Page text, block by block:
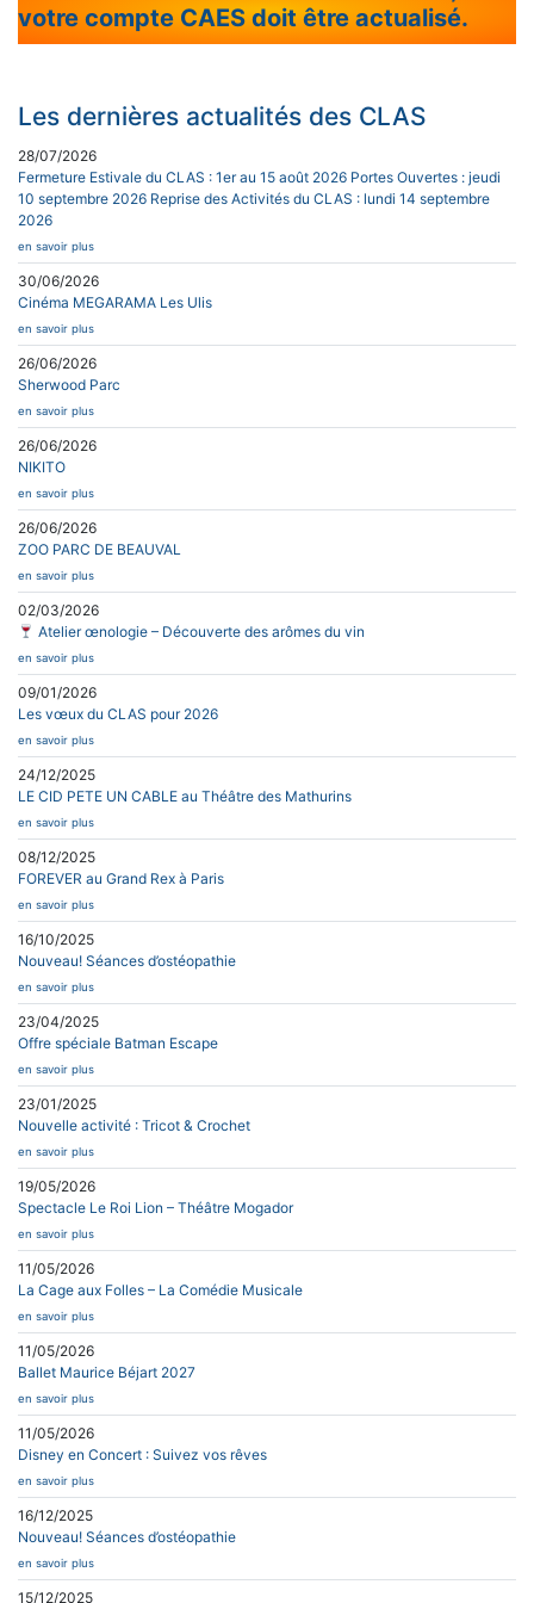
votre compte CAES doit être actualisé.
Les dernières actualités des CLAS
28/07/2026
Fermeture Estivale du CLAS : 1er au 15 août 2026 Portes Ouvertes : jeudi
10 septembre 2026 Reprise des Activités du CLAS : lundi 14 septembre
2026
en savoir plus
30/06/2026
Cinéma MEGARAMA Les Ulis
en savoir plus
26/06/2026
Sherwood Parc
en savoir plus
26/06/2026
NIKITO
en savoir plus
26/06/2026
ZOO PARC DE BEAUVAL
en savoir plus
02/03/2026
Atelier œnologie – Découverte des arômes du vin
en savoir plus
09/01/2026
Les vœux du CLAS pour 2026
en savoir plus
24/12/2025
LE CID PETE UN CABLE au Théâtre des Mathurins
en savoir plus
08/12/2025
FOREVER au Grand Rex à Paris
en savoir plus
16/10/2025
Nouveau! Séances d’ostéopathie
en savoir plus
23/04/2025
Offre spéciale Batman Escape
en savoir plus
23/01/2025
Nouvelle activité : Tricot & Crochet
en savoir plus
19/05/2026
Spectacle Le Roi Lion – Théâtre Mogador
en savoir plus
11/05/2026
La Cage aux Folles – La Comédie Musicale
en savoir plus
11/05/2026
Ballet Maurice Béjart 2027
en savoir plus
11/05/2026
Disney en Concert : Suivez vos rêves
en savoir plus
16/12/2025
Nouveau! Séances d’ostéopathie
en savoir plus
15/12/2025